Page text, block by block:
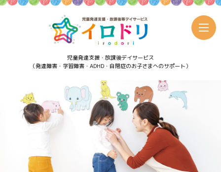
児童発達支援・放課後デイサービス
（発達障害・学習障害・ADHD・自閉症のお子さまへのサポート）